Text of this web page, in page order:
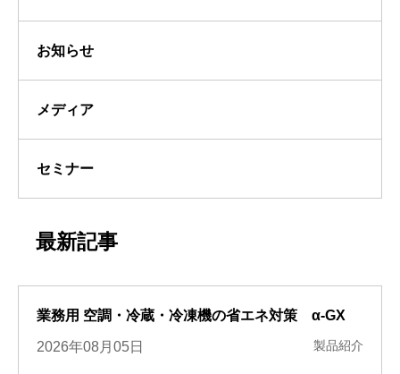
お知らせ
メディア
セミナー
最新記事
業務用 空調・冷蔵・冷凍機の省エネ対策 α-GX
2026年08月05日 製品紹介